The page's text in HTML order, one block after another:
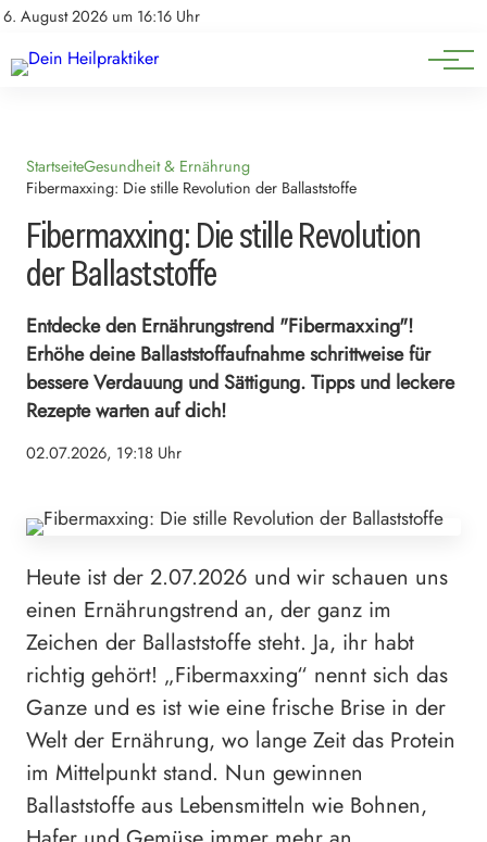
6. August 2026 um 16:16 Uhr
Impressum
Natürliche Medizin
Heilpflanzen & Kräuterkunde
StartseiteGesundheit & Ernährung
Fibermaxxing: Die stille Revolution der Ballaststoffe
Fibermaxxing: Die stille Revolution
der Ballaststoffe
Entdecke den Ernährungstrend "Fibermaxxing"!
Erhöhe deine Ballaststoffaufnahme schrittweise für
bessere Verdauung und Sättigung. Tipps und leckere
Rezepte warten auf dich!
02.07.2026, 19:18 Uhr
Heute ist der 2.07.2026 und wir schauen uns
einen Ernährungstrend an, der ganz im
Zeichen der Ballaststoffe steht. Ja, ihr habt
richtig gehört! „Fibermaxxing“ nennt sich das
Ganze und es ist wie eine frische Brise in der
Welt der Ernährung, wo lange Zeit das Protein
im Mittelpunkt stand. Nun gewinnen
Ballaststoffe aus Lebensmitteln wie Bohnen,